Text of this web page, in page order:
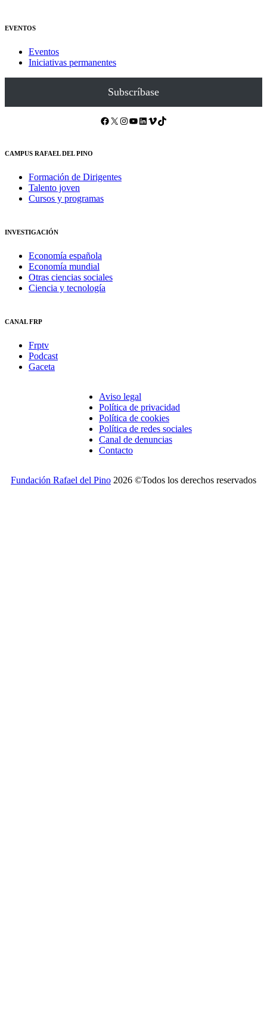
EVENTOS
Eventos
Iniciativas permanentes
Subscríbase
Facebook X Instagram YouTube LinkedIn Vimeo TikTok
CAMPUS RAFAEL DEL PINO
Formación de Dirigentes
Talento joven
Cursos y programas
INVESTIGACIÓN
Economía española
Economía mundial
Otras ciencias sociales
Ciencia y tecnología
CANAL FRP
Frptv
Podcast
Gaceta
Aviso legal
Política de privacidad
Política de cookies
Política de redes sociales
Canal de denuncias
Contacto
Fundación Rafael del Pino 2026 ©Todos los derechos reservados